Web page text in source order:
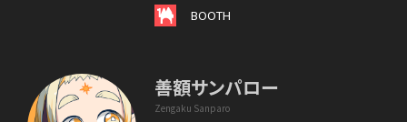
BOOTH
善額サンパロー
Zengaku Sanparo